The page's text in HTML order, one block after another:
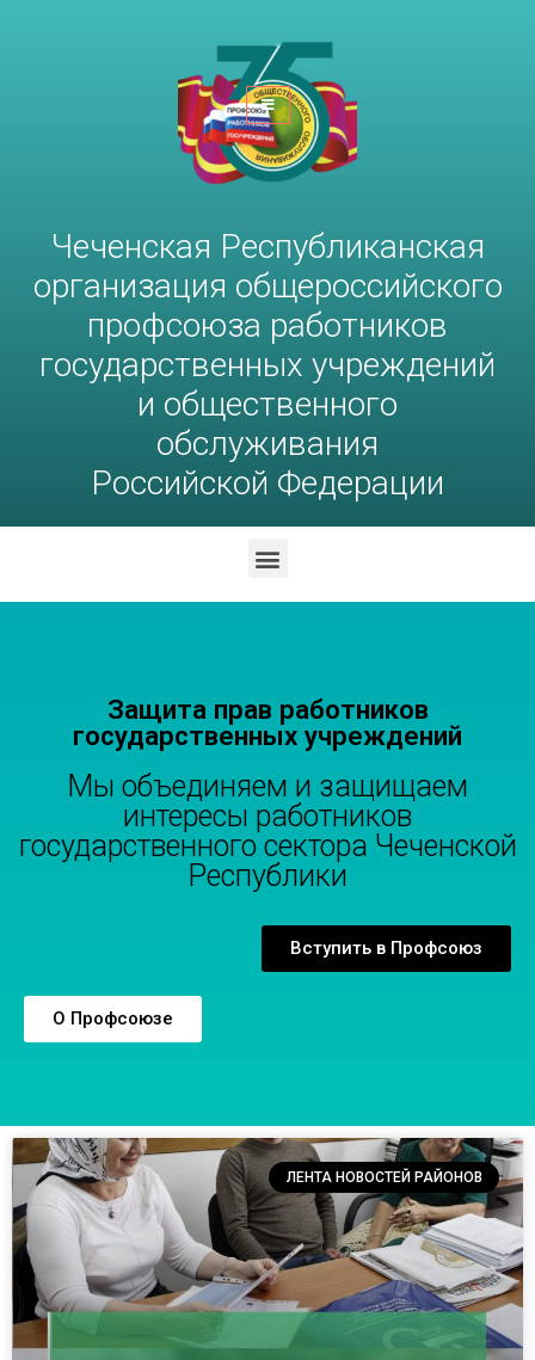
Чеченская Республиканская
организация общероссийского
профсоюза работников
госучреждений и общественного
Чеченская Республиканская
организация общероссийского
профсоюза работников
государственных учреждений
и общественного
обслуживания
Российской Федерации
Защита прав работников
государственных учреждений
Мы объединяем и защищаем
интересы работников
государственного сектора Чеченской
Республики
Вступить в Профсоюз
О Профсоюзе
ЛЕНТА НОВОСТЕЙ РАЙОНОВ